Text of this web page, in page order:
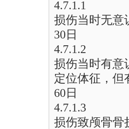
4.7.1.1
损伤当时无意
30日
4.7.1.2
损伤当时有意
定位体征，但
60日
4.7.1.3
损伤致颅骨骨